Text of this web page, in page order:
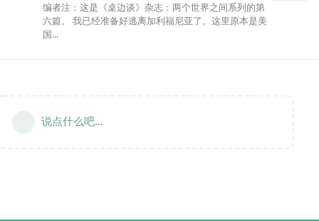
编者注：这是《桌边谈》杂志：两个世界之间系列的第
六篇。 我已经准备好逃离加利福尼亚了。这里原本是美
国...
说点什么吧...